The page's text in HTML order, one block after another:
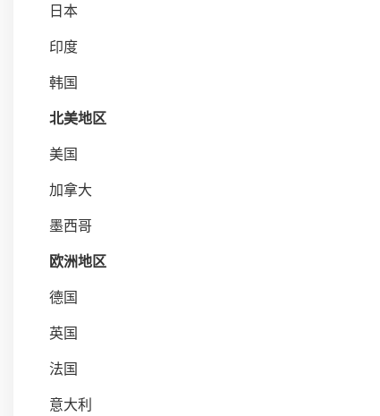
日本
印度
韩国
北美地区
美国
加拿大
墨西哥
欧洲地区
德国
英国
法国
意大利